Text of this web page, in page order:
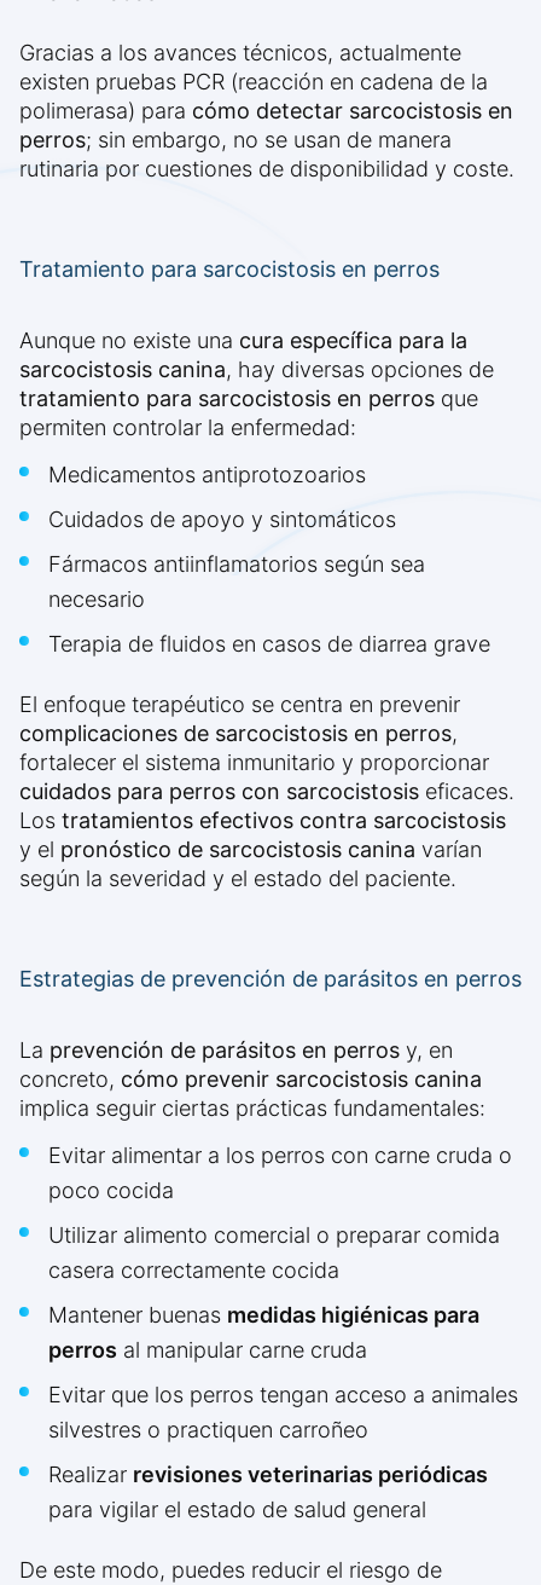
Gracias a los avances técnicos, actualmente
existen pruebas PCR (reacción en cadena de la
polimerasa) para cómo detectar sarcocistosis en
perros; sin embargo, no se usan de manera
rutinaria por cuestiones de disponibilidad y coste.
Tratamiento para sarcocistosis en perros
Aunque no existe una cura específica para la
sarcocistosis canina, hay diversas opciones de
tratamiento para sarcocistosis en perros que
permiten controlar la enfermedad:
Medicamentos antiprotozoarios
Cuidados de apoyo y sintomáticos
Fármacos antiinflamatorios según sea
necesario
Terapia de fluidos en casos de diarrea grave
El enfoque terapéutico se centra en prevenir
complicaciones de sarcocistosis en perros,
fortalecer el sistema inmunitario y proporcionar
cuidados para perros con sarcocistosis eficaces.
Los tratamientos efectivos contra sarcocistosis
y el pronóstico de sarcocistosis canina varían
según la severidad y el estado del paciente.
Estrategias de prevención de parásitos en perros
La prevención de parásitos en perros y, en
concreto, cómo prevenir sarcocistosis canina
implica seguir ciertas prácticas fundamentales:
Evitar alimentar a los perros con carne cruda o
poco cocida
Utilizar alimento comercial o preparar comida
casera correctamente cocida
Mantener buenas medidas higiénicas para
perros al manipular carne cruda
Evitar que los perros tengan acceso a animales
silvestres o practiquen carroñeo
Realizar revisiones veterinarias periódicas
para vigilar el estado de salud general
De este modo, puedes reducir el riesgo de